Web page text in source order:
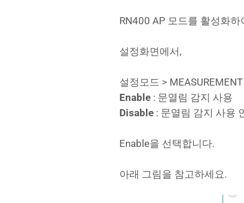
RN400 AP 모드를 활성화
설정화면에서,
설정모드 >
Enable : 문열림 감지 사용
Disable : 문열림 감지 사용
Enable을 선택합니다.
아래 그림을 참고하세요.